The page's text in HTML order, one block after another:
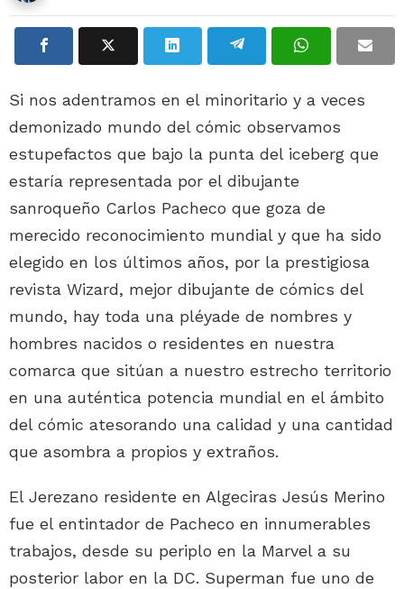
Si nos adentramos en el minoritario y a veces
demonizado mundo del cómic observamos
estupefactos que bajo la punta del iceberg que
estaría representada por el dibujante
sanroqueño Carlos Pacheco que goza de
merecido reconocimiento mundial y que ha sido
elegido en los últimos años, por la prestigiosa
revista Wizard, mejor dibujante de cómics del
mundo, hay toda una pléyade de nombres y
hombres nacidos o residentes en nuestra
comarca que sitúan a nuestro estrecho territorio
en una auténtica potencia mundial en el ámbito
del cómic atesorando una calidad y una cantidad
que asombra a propios y extraños.
El Jerezano residente en Algeciras Jesús Merino
fue el entintador de Pacheco en innumerables
trabajos, desde su periplo en la Marvel a su
posterior labor en la DC. Superman fue uno de